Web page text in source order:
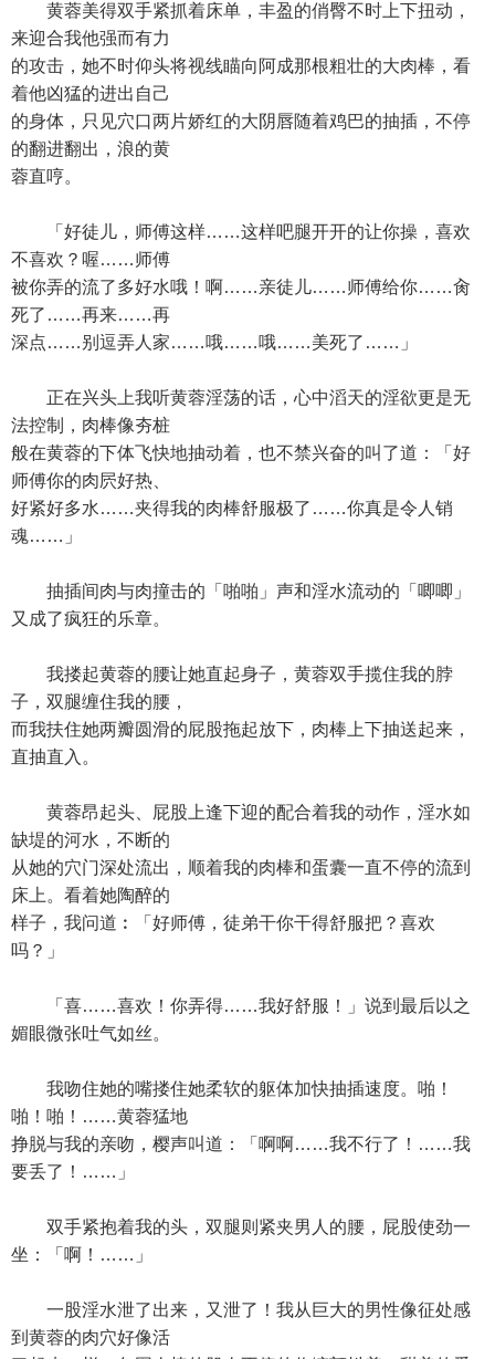
黄蓉美得双手紧抓着床单，丰盈的俏臀不时上下扭动，
来迎合我他强而有力
的攻击，她不时仰头将视线瞄向阿成那根粗壮的大肉棒，看
着他凶猛的进出自己
的身体，只见穴口两片娇红的大阴唇随着鸡巴的抽插，不停
的翻进翻出，浪的黄
蓉直哼。
「好徒儿，师傅这样……这样吧腿开开的让你操，喜欢
不喜欢？喔……师傅
被你弄的流了多好水哦！啊……亲徒儿……师傅给你……肏
死了……再来……再
深点……别逗弄人家……哦……哦……美死了……」
正在兴头上我听黄蓉淫荡的话，心中滔天的淫欲更是无
法控制，肉棒像夯桩
般在黄蓉的下体飞快地抽动着，也不禁兴奋的叫了道：「好
师傅你的肉屄好热、
好紧好多水……夹得我的肉棒舒服极了……你真是令人销
魂……」
抽插间肉与肉撞击的「啪啪」声和淫水流动的「唧唧」
又成了疯狂的乐章。
我搂起黄蓉的腰让她直起身子，黄蓉双手揽住我的脖
子，双腿缠住我的腰，
而我扶住她两瓣圆滑的屁股拖起放下，肉棒上下抽送起来，
直抽直入。
黄蓉昂起头、屁股上逢下迎的配合着我的动作，淫水如
缺堤的河水，不断的
从她的穴门深处流出，顺着我的肉棒和蛋囊一直不停的流到
床上。看着她陶醉的
样子，我问道︰「好师傅，徒弟干你干得舒服把？喜欢
吗？」
「喜……喜欢！你弄得……我好舒服！」说到最后以之
媚眼微张吐气如丝。
我吻住她的嘴搂住她柔软的躯体加快抽插速度。啪！
啪！啪！……黄蓉猛地
挣脱与我的亲吻，樱声叫道：「啊啊……我不行了！……我
要丢了！……」
双手紧抱着我的头，双腿则紧夹男人的腰，屁股使劲一
坐：「啊！……」
一股淫水泄了出来，又泄了！我从巨大的男性像征处感
到黄蓉的肉穴好像活